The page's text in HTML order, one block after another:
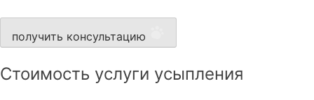
получить консультацию
Стоимость услуги усыпления